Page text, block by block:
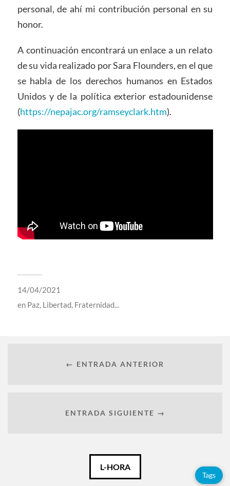
personal, de ahí mi contribución personal en su
honor.
A continuación encontrará un enlace a un relato
de su vida realizado por Sara Flounders, en el que
se habla de los derechos humanos en Estados
Unidos y de la política exterior estadounidense
(https://nepajac.org/ramseyclark.htm).
14/04/2021
en Paz, Libertad, Fraternidad...
← ENTRADA ANTERIOR
ENTRADA SIGUIENTE →
L-HORA
Tags